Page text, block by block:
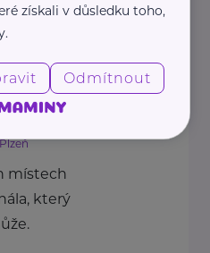
Plzeň
místech
který
získali v důsledku toho,
Odmítnout